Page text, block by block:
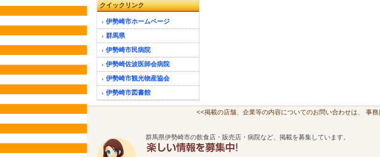
クイックリンク
伊勢崎市ホームページ
群馬県
伊勢崎市民病院
伊勢崎佐波医師会病院
伊勢崎市観光物産協会
伊勢崎市図書館
<<掲載の店舗、企業等の内容についてのお問い合わせは、 事
群馬県伊勢崎市の飲食店・販売店・病院など、掲載を募集しています。